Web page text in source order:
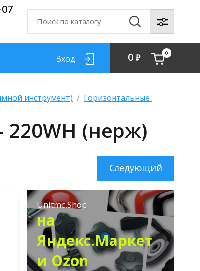
Вход 0 ₽ 0
инструмент)
  /
Горизонтальные
220WH (нерж)
Следующий
Unitmc.Shop
на
Яндекс.Маркет
и Ozon